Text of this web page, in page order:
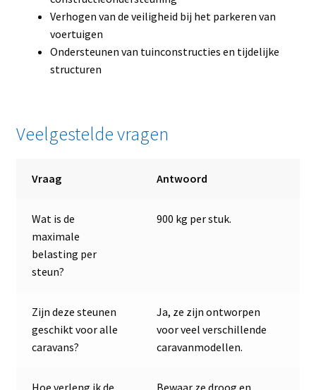
Verhogen van de veiligheid bij het parkeren van
voertuigen
Ondersteunen van tuinconstructies en tijdelijke
structuren
Veelgestelde vragen
Vraag Antwoord
Wat is de
maximale
belasting per
steun?
900 kg per stuk.
Zijn deze steunen
geschikt voor alle
caravans?
Ja, ze zijn ontworpen
voor veel verschillende
caravanmodellen.